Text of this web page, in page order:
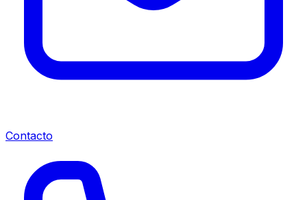
Contacto